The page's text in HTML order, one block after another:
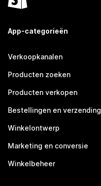
App-categorieën
Verkoopkanalen
Producten zoeken
Producten verkopen
Bestellingen en verzending
Winkelontwerp
Marketing en conversie
Winkelbeheer